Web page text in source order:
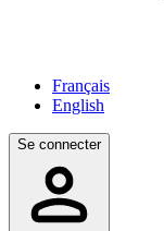
Français
English
Se connecter